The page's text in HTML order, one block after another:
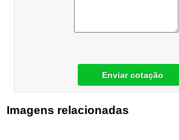
Enviar cotação
Imagens relacionadas